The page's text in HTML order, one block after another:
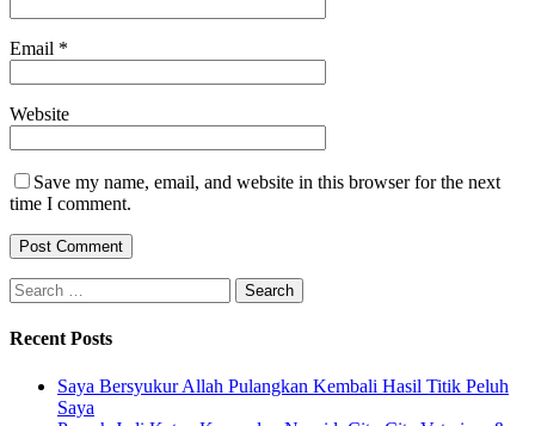
Email *
Website
Save my name, email, and website in this browser for the next
time I comment.
Search
for:
Recent Posts
Saya Bersyukur Allah Pulangkan Kembali Hasil Titik Peluh
Saya